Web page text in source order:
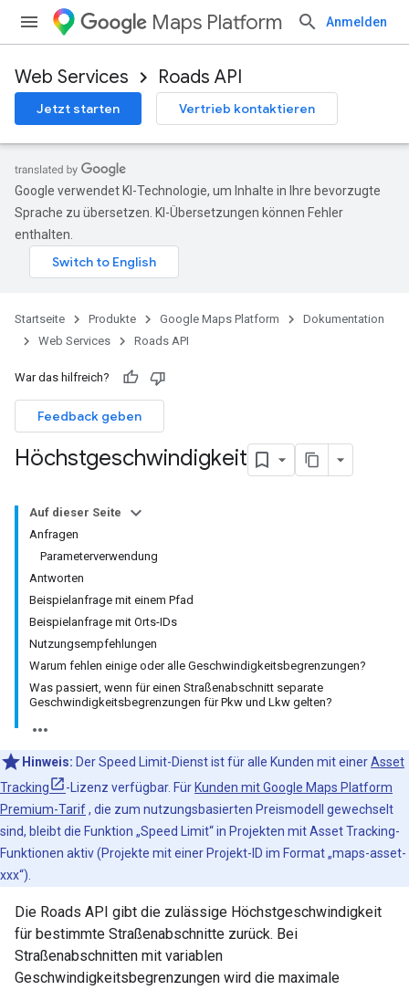
Maps Platform Anmelden
Web Services Roads API
Jetzt starten Vertrieb kontaktieren
Google verwendet KI-Technologie, um Inhalte in Ihre bevorzugte
Sprache zu übersetzen. KI-Übersetzungen können Fehler
enthalten.
Startseite Produkte Google Maps Platform
Dokumentation
Web Services
Roads API
War das hilfreich?
Feedback geben
Höchstgeschwindigkeit
Auf dieser Seite
Anfragen
Parameterverwendung
Antworten
Beispielanfrage mit einem Pfad
Beispielanfrage mit Orts-IDs
Nutzungsempfehlungen
Warum fehlen einige oder alle Geschwindigkeitsbegrenzungen?
Was passiert, wenn für einen Straßenabschnitt separate
Geschwindigkeitsbegrenzungen für Pkw und Lkw gelten?
Hinweis: Der Speed Limit-Dienst ist für alle Kunden mit einerAsset
Tracking
-Lizenz verfügbar. Für Kunden mit Google Maps Platform
Premium-Tarif, die zum nutzungsbasierten Preismodell gewechselt
sind, bleibt die Funktion „Speed Limit“ in Projekten mit Asset Tracking-
Funktionen aktiv (Projekte mit einer Projekt-ID im Format „maps-asset-
xxx“).
Die Roads API gibt die zulässige Höchstgeschwindigkeit
für bestimmte Straßenabschnitte zurück. Bei
Straßenabschnitten mit variablen
Geschwindigkeitsbegrenzungen wird die maximale